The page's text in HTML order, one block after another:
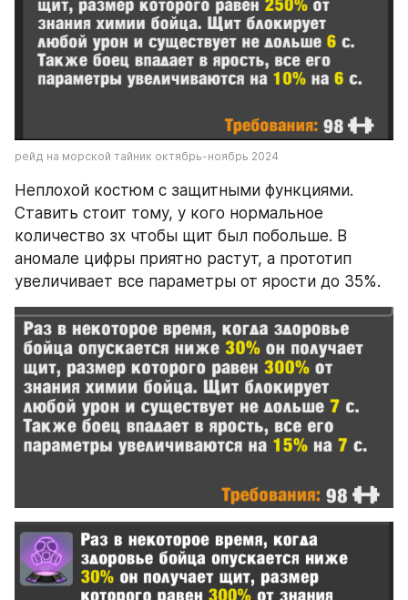
рейд на морской тайник октябрь-ноябрь 2024
Неплохой костюм с защитными функциями.
Ставить стоит тому, у кого нормальное
количество зх чтобы щит был побольше. В
аномале цифры приятно растут, а прототип
увеличивает все параметры от ярости до 35%.